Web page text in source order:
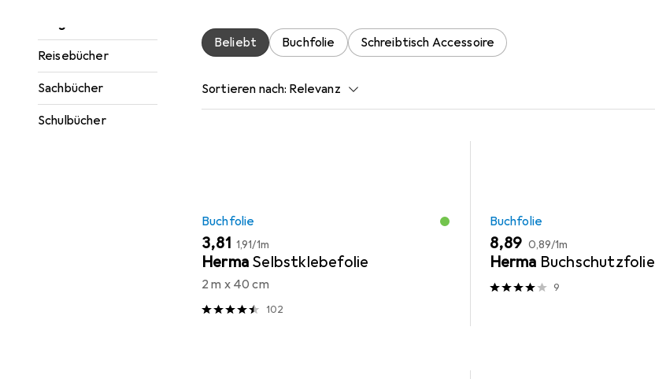
Ratgeber
Reisebücher
Sachbücher
Schulbücher
Beliebt Buchfolie Schreibtisch Accessoire
Sortieren nach: Relevanz
Buchfolie
EUR
3,81 EUR
1,91/1m
Herma Selbstklebefolie
2 m x 40 cm
102
Buchfolie
EUR
8,89 EUR
0,89/1m
Herma Buchschutzfolie
9